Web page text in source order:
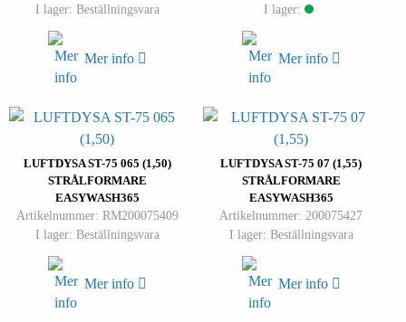
I lager: Beställningsvara
Mer info
I lager:
Mer info
LUFTDYSA ST-75 065 (1,50)
STRÅLFORMARE
EASYWASH365
Artikelnummer: RM200075409
I lager: Beställningsvara
Mer info
LUFTDYSA ST-75 07 (1,55)
STRÅLFORMARE
EASYWASH365
Artikelnummer: 200075427
I lager: Beställningsvara
Mer info